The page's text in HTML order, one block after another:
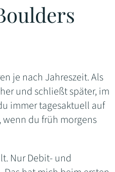
je nach Jahreszeit. Als
und schließt später, im
immer tagesaktuell auf
wenn du früh morgens
Nur Debit- und